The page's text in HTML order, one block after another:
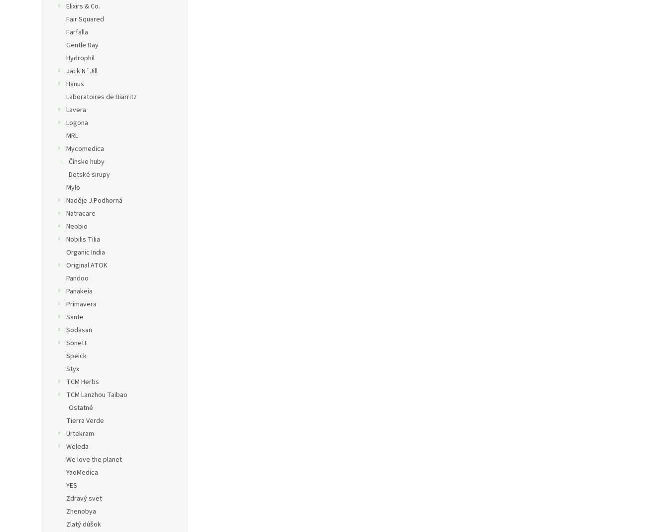
Elixirs & Co.
Fair Squared
Farfalla
Gentle Day
Hydrophil
Jack N´Jill
Hanus
Laboratoires de Biarritz
Lavera
Logona
MRL
Mycomedica
Čínske huby
Detské sirupy
Mylo
Naděje J.Podhorná
Natracare
Neobio
Nobilis Tilia
Organic India
Original ATOK
Pandoo
Panakeia
Primavera
Sante
Sodasan
Sonett
Speick
Styx
TCM Herbs
TCM Lanzhou Taibao
Ostatné
Tierra Verde
Urtekram
Weleda
We love the planet
YaoMedica
YES
Zdravý svet
Zhenobya
Zlatý dúšok